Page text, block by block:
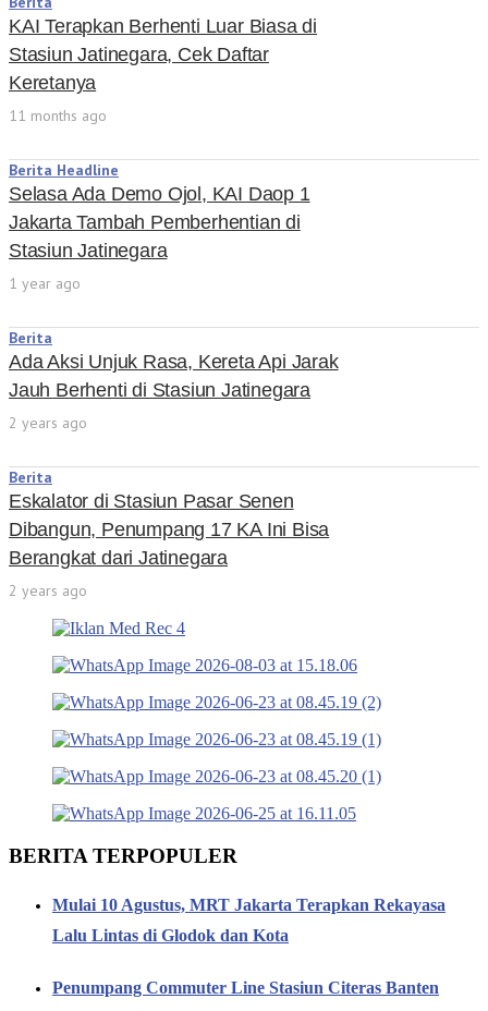
KAI Terapkan Berhenti Luar Biasa di
Stasiun Jatinegara, Cek Daftar
Keretanya
11 months ago
Berita Headline
Selasa Ada Demo Ojol, KAI Daop 1
Jakarta Tambah Pemberhentian di
Stasiun Jatinegara
1 year ago
Berita
Ada Aksi Unjuk Rasa, Kereta Api Jarak
Jauh Berhenti di Stasiun Jatinegara
2 years ago
Berita
Eskalator di Stasiun Pasar Senen
Dibangun, Penumpang 17 KA Ini Bisa
Berangkat dari Jatinegara
2 years ago
BERITA TERPOPULER
Mulai 10 Agustus, MRT Jakarta Terapkan Rekayasa
Lalu Lintas di Glodok dan Kota
Penumpang Commuter Line Stasiun Citeras Banten